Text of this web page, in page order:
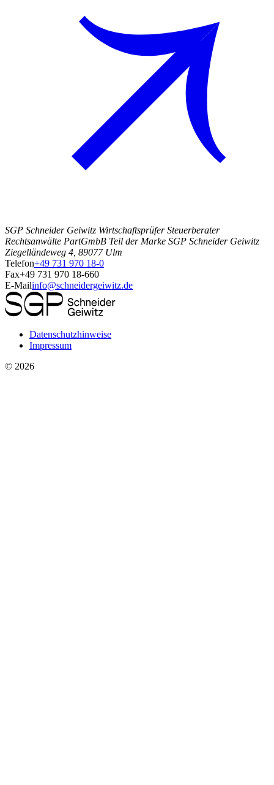
SGP Schneider Geiwitz Wirtschaftsprüfer Steuerberater
Rechtsanwälte PartGmbB Teil der Marke SGP Schneider Geiwitz
Ziegelländeweg 4, 89077 Ulm
Telefon+49 731 970 18-0
Fax+49 731 970 18-660
E-Mailinfo@schneidergeiwitz.de
Datenschutzhinweise
Impressum
© 2026